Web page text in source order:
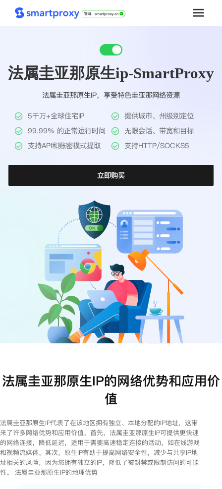
套餐购买
解决方案
工具
帮助中心
法属圭亚那原生ip-SmartProxy
法属圭亚那原生IP，享受特色圭亚那网络资源
5千万+全球住宅IP
提供城市、州级别定位
99.99% 的正常运行时间
无限会话、带宽和目标
支持API和账密模式提取
支持HTTP/SOCKS5
立即购买
法属圭亚那原生IP的网络优势和应用价
值
法属圭亚那原生IP代表了在该地区拥有独立、本地分配的IP地址，这带
来了许多网络优势和应用价值。首先，法属圭亚那原生IP可提供更快速
的网络连接，降低延迟，适用于需要高速稳定连接的活动，如在线游戏
和视频流媒体。其次，原生IP有助于提高网络安全性，减少与共享IP地
址相关的风险，因为您拥有独立的IP，降低了被封禁或限制访问的可能
性。 法属圭亚那原生IP的地理优势